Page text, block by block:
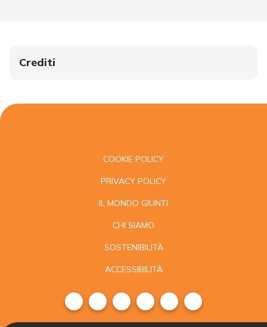
Crediti
COOKIE POLICY
PRIVACY POLICY
IL MONDO GIUNTI
CHI SIAMO
SOSTENIBILITÀ
ACCESSIBILITÀ